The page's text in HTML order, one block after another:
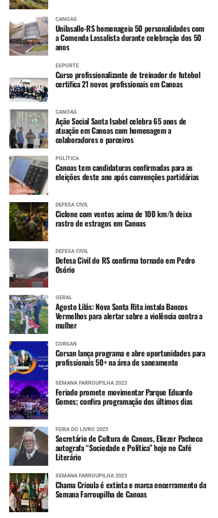
CANOAS
Unilasalle-RS homenageia 50 personalidades com
a Comenda Lassalista durante celebração dos 50
anos
ESPORTE
Curso profissionalizante de treinador de futebol
certifica 21 novos profissionais em Canoas
CANOAS
Ação Social Santa Isabel celebra 65 anos de
atuação em Canoas com homenagem a
colaboradores e parceiros
POLÍTICA
Canoas tem candidaturas confirmadas para as
eleições deste ano após convenções partidárias
DEFESA CIVIL
Ciclone com ventos acima de 100 km/h deixa
rastro de estragos em Canoas
DEFESA CIVIL
Defesa Civil do RS confirma tornado em Pedro
Osório
GERAL
Agosto Lilás: Nova Santa Rita instala Bancos
Vermelhos para alertar sobre a violência contra a
mulher
CORSAN
Corsan lança programa e abre oportunidades para
profissionais 50+ na área de saneamento
SEMANA FARROUPILHA 2023
Feriado promete movimentar Parque Eduardo
Gomes; confira programação dos últimos dias
FEIRA DO LIVRO 2023
Secretário de Cultura de Canoas, Eliezer Pacheco
autografa “Sociedade e Política” hoje no Café
Literário
SEMANA FARROUPILHA 2023
Chama Crioula é extinta e marca encerramento da
Semana Farroupilha de Canoas